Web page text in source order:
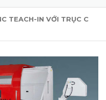
TEACH-IN VỚI TRỤC C